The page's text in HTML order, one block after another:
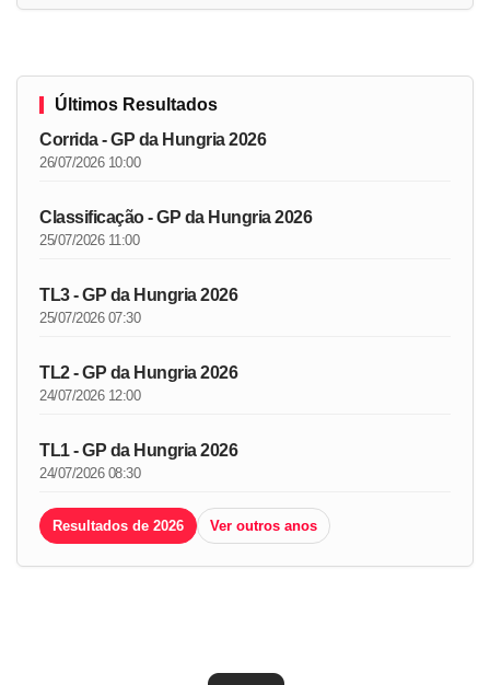
Últimos Resultados
Corrida - GP da Hungria 2026
26/07/2026 10:00
Classificação - GP da Hungria 2026
25/07/2026 11:00
TL3 - GP da Hungria 2026
25/07/2026 07:30
TL2 - GP da Hungria 2026
24/07/2026 12:00
TL1 - GP da Hungria 2026
24/07/2026 08:30
Resultados de 2026 Ver outros anos